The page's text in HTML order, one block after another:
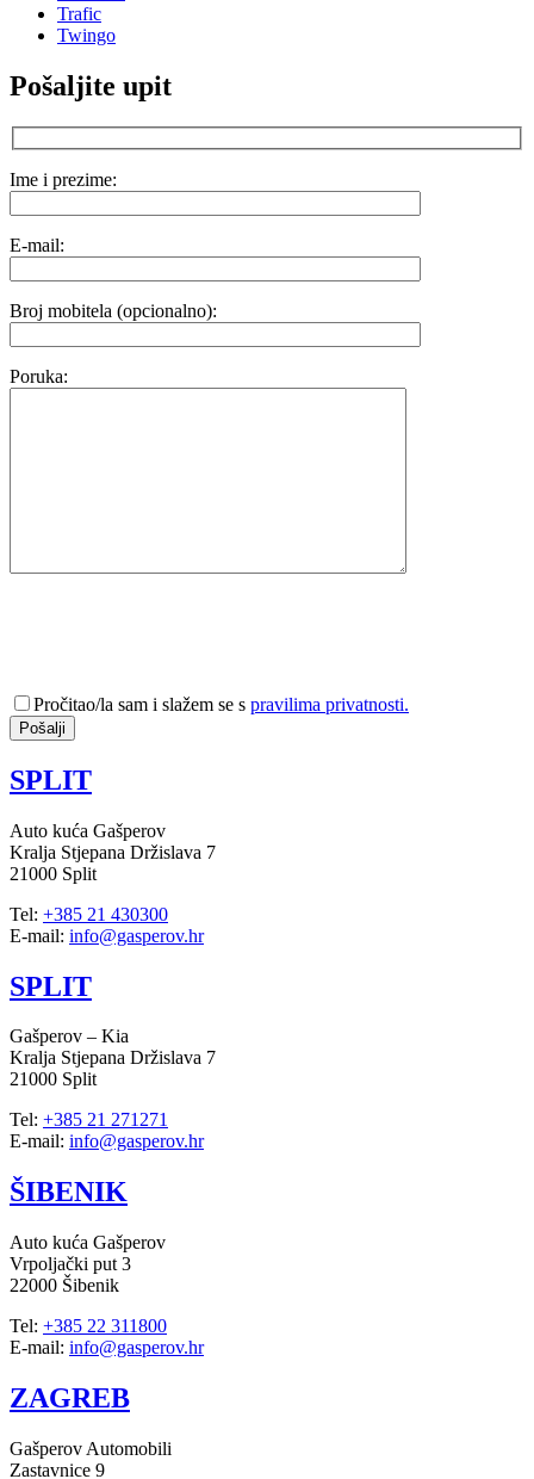
Trafic
Twingo
Pošaljite upit
Ime i prezime:
E-mail:
Broj mobitela (opcionalno):
Poruka:
Pročitao/la sam i slažem se s pravilima privatnosti.
SPLIT
Auto kuća Gašperov
Kralja Stjepana Držislava 7
21000 Split
Tel: +385 21 430300
E-mail: info@gasperov.hr
SPLIT
Gašperov – Kia
Kralja Stjepana Držislava 7
21000 Split
Tel: +385 21 271271
E-mail: info@gasperov.hr
ŠIBENIK
Auto kuća Gašperov
Vrpoljački put 3
22000 Šibenik
Tel: +385 22 311800
E-mail: info@gasperov.hr
ZAGREB
Gašperov Automobili
Zastavnice 9